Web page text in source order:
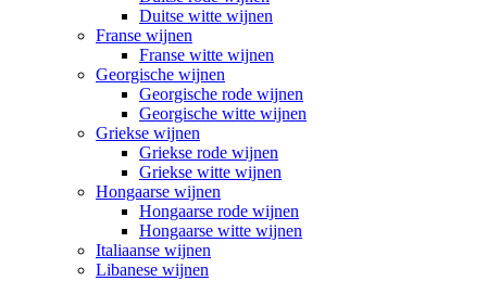
Duitse witte wijnen
Franse wijnen
Franse witte wijnen
Georgische wijnen
Georgische rode wijnen
Georgische witte wijnen
Griekse wijnen
Griekse rode wijnen
Griekse witte wijnen
Hongaarse wijnen
Hongaarse rode wijnen
Hongaarse witte wijnen
Italiaanse wijnen
Libanese wijnen